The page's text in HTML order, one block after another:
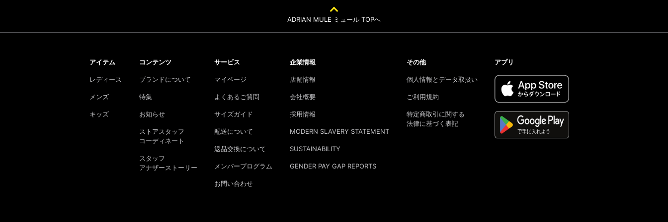
ADRIAN MULE ミュール TOPへ
アイテム
レディース
メンズ
キッズ
コンテンツ
ブランドについて
特集
お知らせ
ストアスタッフ
コーディネート
スタッフ
アナザーストーリー
サービス
マイページ
よくあるご質問
サイズガイド
配送について
返品交換について
メンバープログラム
お問い合わせ
企業情報
店舗情報
会社概要
採用情報
MODERN SLAVERY STATEMENT
SUSTAINABILITY
GENDER PAY GAP REPORTS
その他
個人情報とデータ取扱い
ご利用規約
特定商取引に関する
法律に基づく表記
アプリ